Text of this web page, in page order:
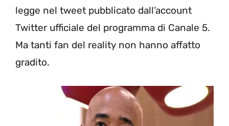
legge nel tweet pubblicato dall’account
Twitter ufficiale del programma di Canale 5.
Ma tanti fan del reality non hanno affatto
gradito.